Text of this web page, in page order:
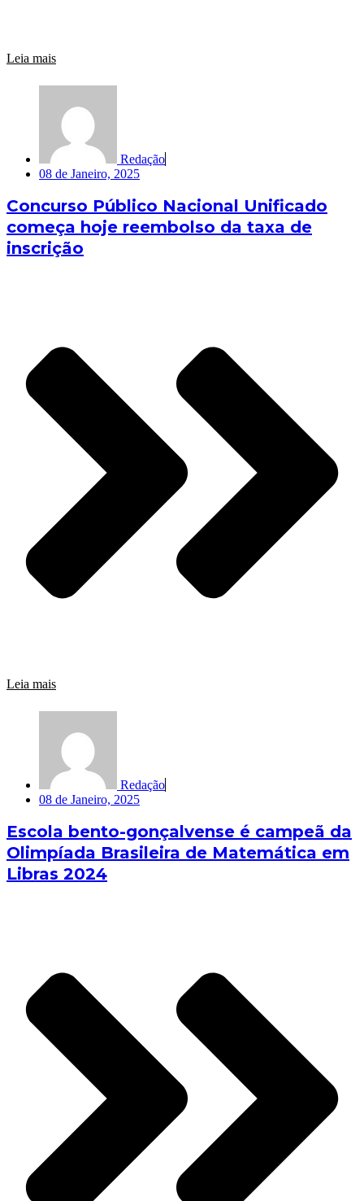
Leia mais
Redação
08 de Janeiro, 2025
Concurso Público Nacional Unificado
começa hoje reembolso da taxa de
inscrição
Leia mais
Redação
08 de Janeiro, 2025
Escola bento-gonçalvense é campeã da
Olimpíada Brasileira de Matemática em
Libras 2024